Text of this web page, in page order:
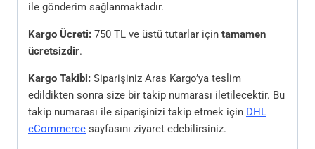
ile gönderim sağlanmaktadır.
Kargo Ücreti: 750 TL ve üstü tutarlar için tamamen
ücretsizdir.
Kargo Takibi: Siparişiniz Aras Kargo’ya teslim
edildikten sonra size bir takip numarası iletilecektir. Bu
takip numarası ile siparişinizi takip etmek için DHL
eCommerce sayfasını ziyaret edebilirsiniz.